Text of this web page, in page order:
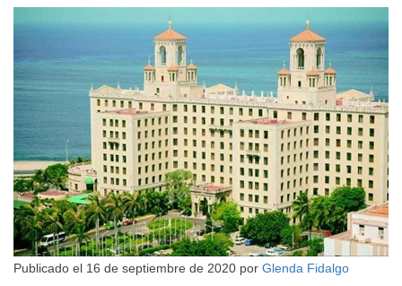
Publicado el 16 de septiembre de 2020 por Glenda Fidalgo